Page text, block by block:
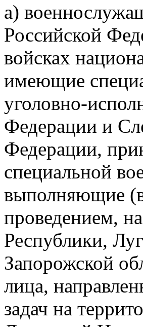
а)
Российской
войсках
имеющие
уголовно-
Федерации и
Федерации,
специальной
выполняющие
проведением,
Республики,
Запорожской
лица,
задач на